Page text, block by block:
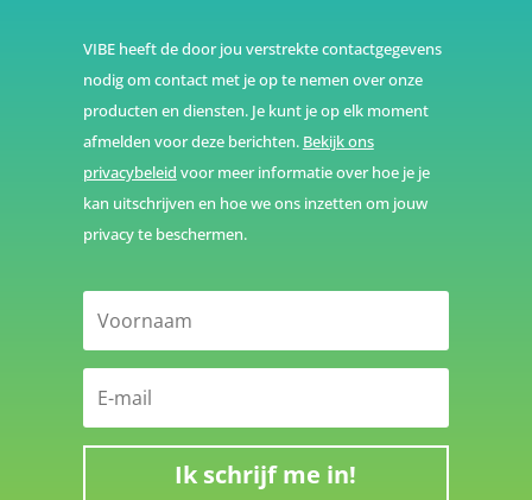
VIBE heeft de door jou verstrekte contactgegevens
nodig om contact met je op te nemen over onze
producten en diensten. Je kunt je op elk moment
afmelden voor deze berichten. Bekijk ons
privacybeleid voor meer informatie over hoe je je
kan uitschrijven en hoe we ons inzetten om jouw
privacy te beschermen.
Ik schrijf me in!